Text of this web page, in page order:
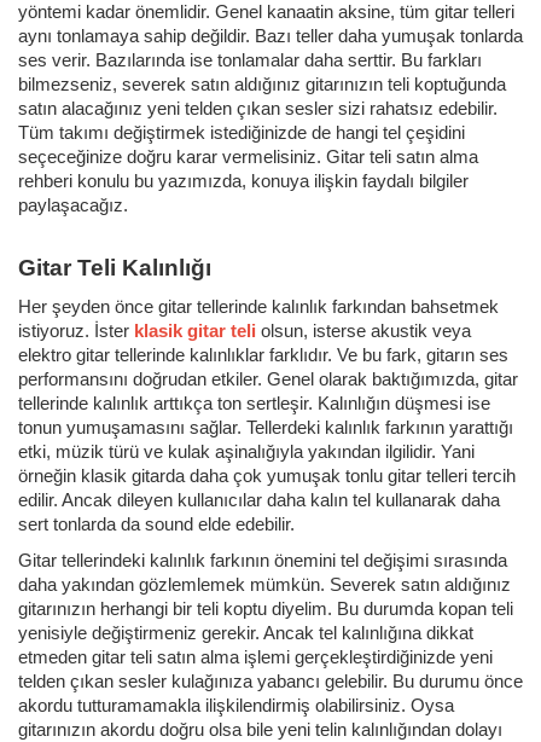
yöntemi kadar önemlidir. Genel kanaatin aksine, tüm gitar telleri
aynı tonlamaya sahip değildir. Bazı teller daha yumuşak tonlarda
ses verir. Bazılarında ise tonlamalar daha serttir. Bu farkları
bilmezseniz, severek satın aldığınız gitarınızın teli koptuğunda
satın alacağınız yeni telden çıkan sesler sizi rahatsız edebilir.
Tüm takımı değiştirmek istediğinizde de hangi tel çeşidini
seçeceğinize doğru karar vermelisiniz. Gitar teli satın alma
rehberi konulu bu yazımızda, konuya ilişkin faydalı bilgiler
paylaşacağız.
Gitar Teli Kalınlığı
Her şeyden önce gitar tellerinde kalınlık farkından bahsetmek
istiyoruz. İster klasik gitar teli olsun, isterse akustik veya
elektro gitar tellerinde kalınlıklar farklıdır. Ve bu fark, gitarın ses
performansını doğrudan etkiler. Genel olarak baktığımızda, gitar
tellerinde kalınlık arttıkça ton sertleşir. Kalınlığın düşmesi ise
tonun yumuşamasını sağlar. Tellerdeki kalınlık farkının yarattığı
etki, müzik türü ve kulak aşinalığıyla yakından ilgilidir. Yani
örneğin klasik gitarda daha çok yumuşak tonlu gitar telleri tercih
edilir. Ancak dileyen kullanıcılar daha kalın tel kullanarak daha
sert tonlarda da sound elde edebilir.
Gitar tellerindeki kalınlık farkının önemini tel değişimi sırasında
daha yakından gözlemlemek mümkün. Severek satın aldığınız
gitarınızın herhangi bir teli koptu diyelim. Bu durumda kopan teli
yenisiyle değiştirmeniz gerekir. Ancak tel kalınlığına dikkat
etmeden gitar teli satın alma işlemi gerçekleştirdiğinizde yeni
telden çıkan sesler kulağınıza yabancı gelebilir. Bu durumu önce
akordu tutturamamakla ilişkilendirmiş olabilirsiniz. Oysa
gitarınızın akordu doğru olsa bile yeni telin kalınlığından dolayı